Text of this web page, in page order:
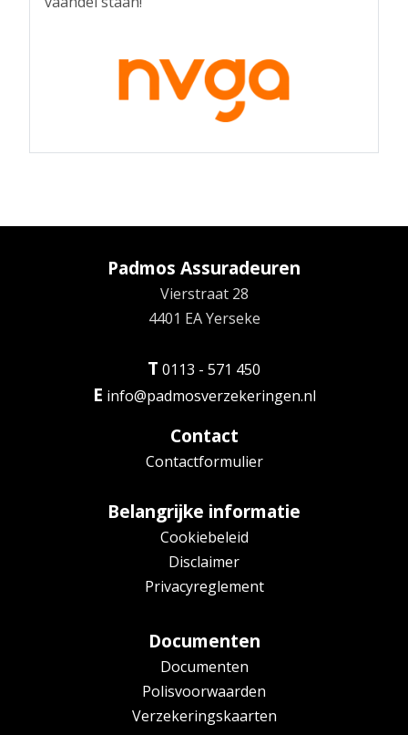
Padmos Assuradeuren
Vierstraat 28
4401 EA Yerseke
T 0113 - 571 450
E info@padmosverzekeringen.nl
Contact
Contactformulier
Belangrijke informatie
Cookiebeleid
Disclaimer
Privacyreglement
Documenten
Documenten
Polisvoorwaarden
Verzekeringskaarten